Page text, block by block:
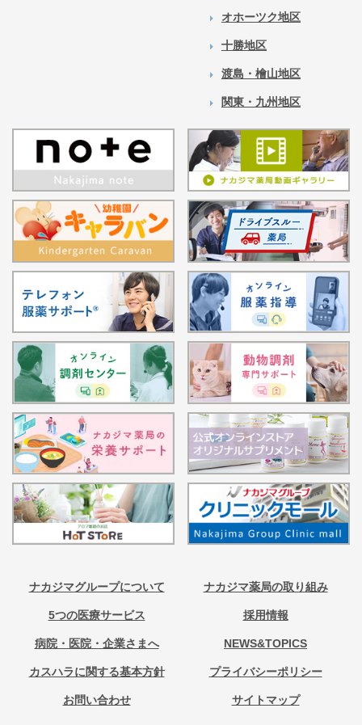
オホーツク地区
十勝地区
渡島・檜山地区
関東・九州地区
ナカジマグループについて ナカジマ薬局の取り組み
5つの医療サービス 採用情報
病院・医院・企業さまへ NEWS&TOPICS
カスハラに関する基本方針 プライバシーポリシー
お問い合わせ サイトマップ